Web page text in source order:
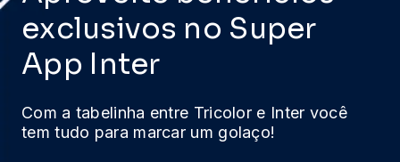
exclusivos no Super
App Inter
Com a tabelinha entre Tricolor e Inter você
tem tudo para marcar um golaço!